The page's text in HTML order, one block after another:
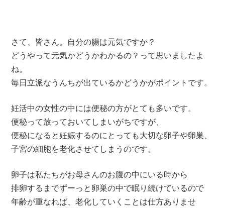
さて、皆さん。自分の腸は元気ですか？
どうやって元気かどうかわかるの？って思いましたよ
ね。
毎日立派なうんちが出ているかどうかがポイントです。
妊活中の女性の中には便秘の方がとても多いです。
便秘って放っておいてしまいがちですが、
便秘になると妊娠するのにとっても大切な卵子や卵巣、
子宮の細胞を老化させてしまうのです。
卵子は私たちがお母さんのお腹の中にいる時から
排卵するまでずーっと卵巣の中で眠り続けているので
年齢が重なれば、老化していくことは仕方ありませ